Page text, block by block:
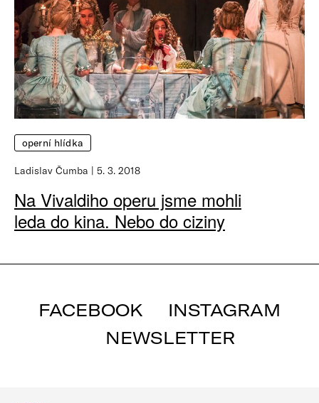
edu
Vše o ČT
operní hlídka
Ladislav Čumba 5. 3. 2018
Na Vivaldiho operu jsme mohli
leda do kina. Nebo do ciziny
FACEBOOK
INSTAGRAM
NEWSLETTER